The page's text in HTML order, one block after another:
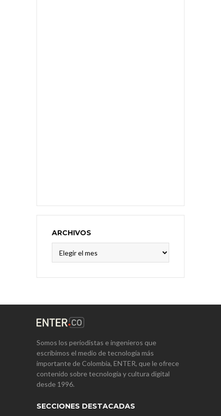
ARCHIVOS
Somos los periodistas e ingenieros que
escribimos el medio de tecnología más
importante de Colombia, ENTER, que le ofrece
contenido sobre tecnología y cultura digital
desde 1996.
SECCIONES DESTACADAS